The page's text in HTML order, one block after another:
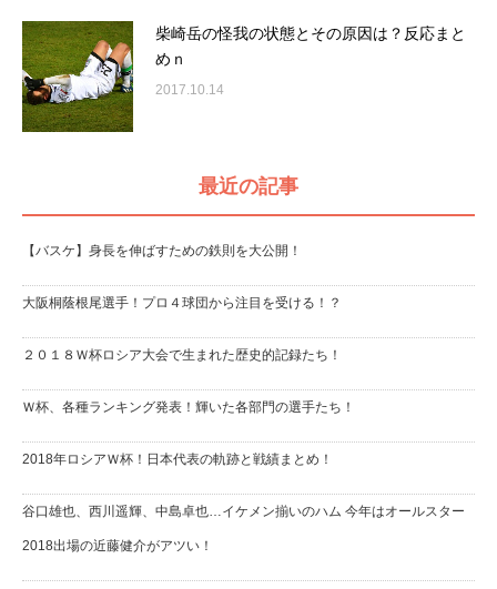
柴崎岳の怪我の状態とその原因は？反応まと
めｎ
2017.10.14
最近の記事
【バスケ】身長を伸ばすための鉄則を大公開！
大阪桐蔭根尾選手！プロ４球団から注目を受ける！？
２０１８Ｗ杯ロシア大会で生まれた歴史的記録たち！
Ｗ杯、各種ランキング発表！輝いた各部門の選手たち！
2018年ロシアＷ杯！日本代表の軌跡と戦績まとめ！
谷口雄也、西川遥輝、中島卓也…イケメン揃いのハム 今年はオールスター
2018出場の近藤健介がアツい！